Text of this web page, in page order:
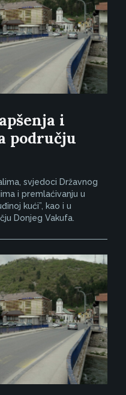
i
području
svjedoci Državnog
i premlaćivanju u
kući”, kao i u
Donjeg Vakufa.